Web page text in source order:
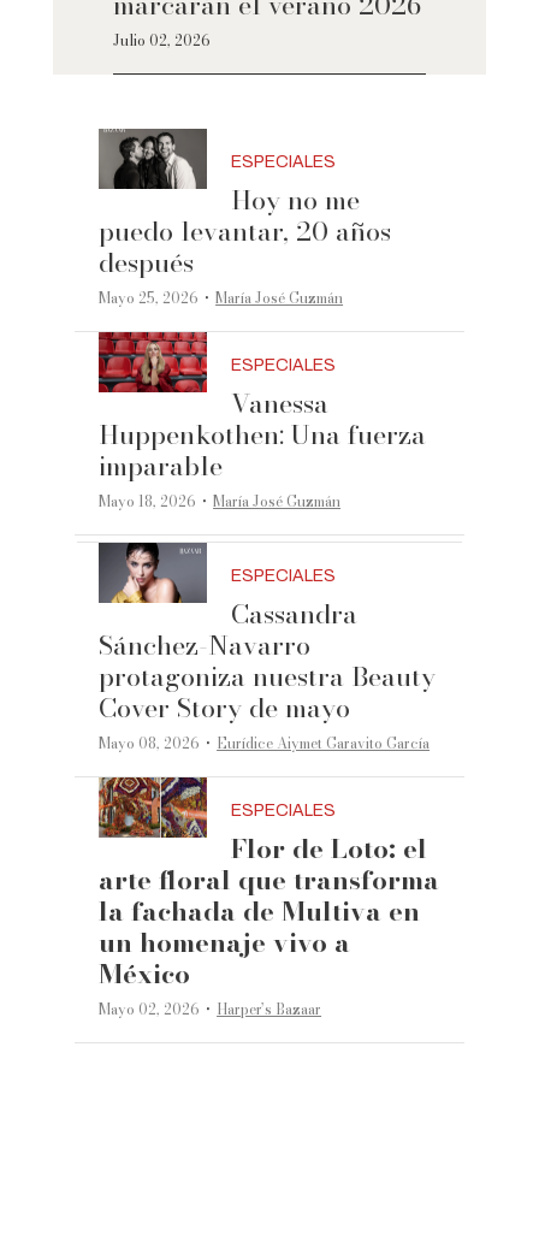
Julio 02, 2026
ESPECIALES
Hoy no me
puedo levantar, 20 años
después
Mayo 25, 2026 ·María José Guzmán
ESPECIALES
Vanessa
Huppenkothen: Una fuerza
imparable
Mayo 18, 2026 ·María José Guzmán
ESPECIALES
Cassandra
Sánchez-Navarro
protagoniza nuestra Beauty
Cover Story de mayo
Mayo 08, 2026 ·Eurídice Aiymet Garavito García
ESPECIALES
Flor de Loto: el
arte floral que transforma
la fachada de Multiva en
un homenaje vivo a
México
Mayo 02, 2026 ·Harper’s Bazaar